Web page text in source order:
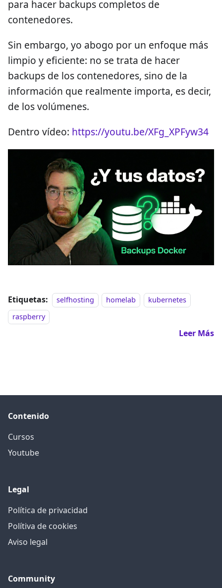
para hacer backups completos de
contenedores.
Sin embargo, yo abogo por un enfoque más
limpio y eficiente: no se trata de hacer
backups de los contenedores, sino de la
información que realmente importa, es decir,
de los volúmenes.
Dentro vídeo: https://youtu.be/XFg_XPFyw34
Etiquetas: selfhosting homelab
kubernetes
raspberry
Leer Más
Contenido
Cursos
Youtube
Legal
Política de privacidad
Polítiva de cookies
Aviso legal
Community